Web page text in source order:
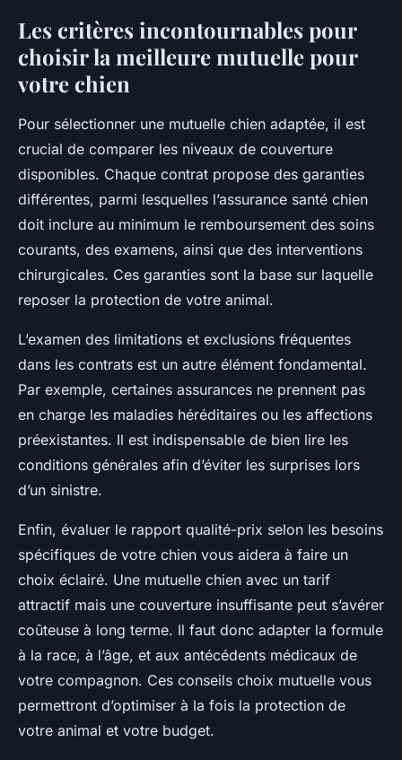
Les critères incontournables pour
choisir la meilleure mutuelle pour
votre chien
Pour sélectionner une mutuelle chien adaptée, il est
crucial de comparer les niveaux de couverture
disponibles. Chaque contrat propose des garanties
différentes, parmi lesquelles l’assurance santé chien
doit inclure au minimum le remboursement des soins
courants, des examens, ainsi que des interventions
chirurgicales. Ces garanties sont la base sur laquelle
reposer la protection de votre animal.
L’examen des limitations et exclusions fréquentes
dans les contrats est un autre élément fondamental.
Par exemple, certaines assurances ne prennent pas
en charge les maladies héréditaires ou les affections
préexistantes. Il est indispensable de bien lire les
conditions générales afin d’éviter les surprises lors
d’un sinistre.
Enfin, évaluer le rapport qualité-prix selon les besoins
spécifiques de votre chien vous aidera à faire un
choix éclairé. Une mutuelle chien avec un tarif
attractif mais une couverture insuffisante peut s’avérer
coûteuse à long terme. Il faut donc adapter la formule
à la race, à l’âge, et aux antécédents médicaux de
votre compagnon. Ces conseils choix mutuelle vous
permettront d’optimiser à la fois la protection de
votre animal et votre budget.